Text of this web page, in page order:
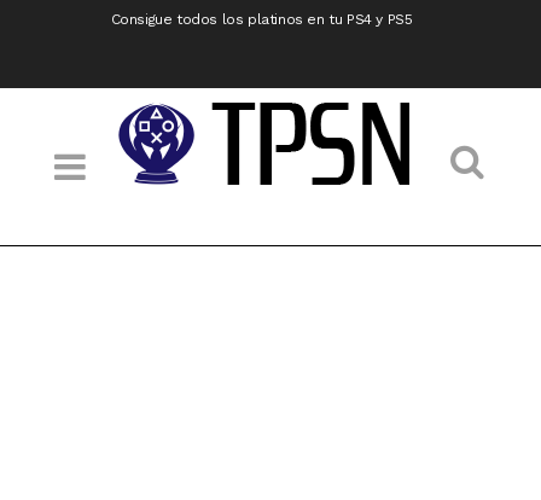
Consigue todos los platinos en tu PS4 y PS5